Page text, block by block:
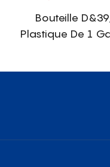
Bouteille
Plastique De 1